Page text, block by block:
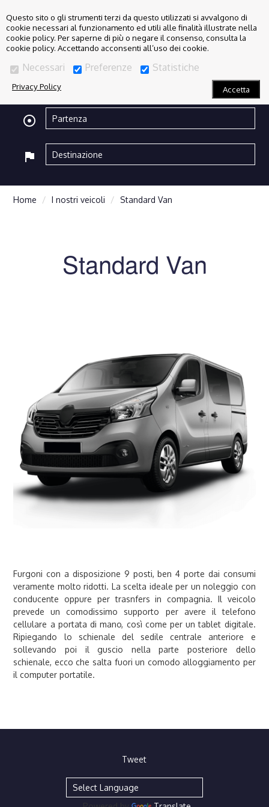
Questo sito o gli strumenti terzi da questo utilizzati si avvalgono di
cookie necessari al funzionamento ed utili alle finalità illustrate nella
cookie policy. Per saperne di più o negare il consenso, consulta la
cookie policy. Accettando acconsenti all’uso dei cookie.
Necessari Preferenze Statistiche
Privacy Policy Accetta
adjust
flag
Home I nostri veicoli Standard Van
Standard Van
Furgoni con a disposizione 9 posti, ben 4 porte dai consumi
veramente molto ridotti. La scelta ideale per un noleggio con
conducente oppure per trasnfers in compagnia. Il veicolo
prevede un comodissimo supporto per avere il telefono
cellulare a portata di mano, così come per un tablet digitale.
Ripiegando lo schienale del sedile centrale anteriore e
sollevando poi il guscio nella parte posteriore dello
schienale, ecco che salta fuori un comodo alloggiamento per
il computer portatile.
Tweet